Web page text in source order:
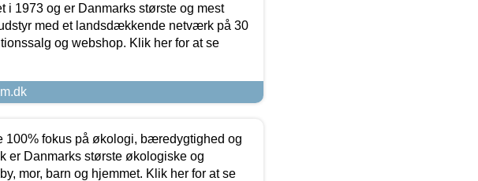
i 1973 og er Danmarks største og mest
med et landsdækkende netværk på 30
og webshop. Klik her for at se
100% fokus på økologi, bæredygtighed og
er Danmarks største økologiske og
mor, barn og hjemmet. Klik her for at se